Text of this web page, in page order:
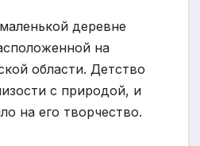
деревне
на
области. Детство
с природой, и
на его творчество.